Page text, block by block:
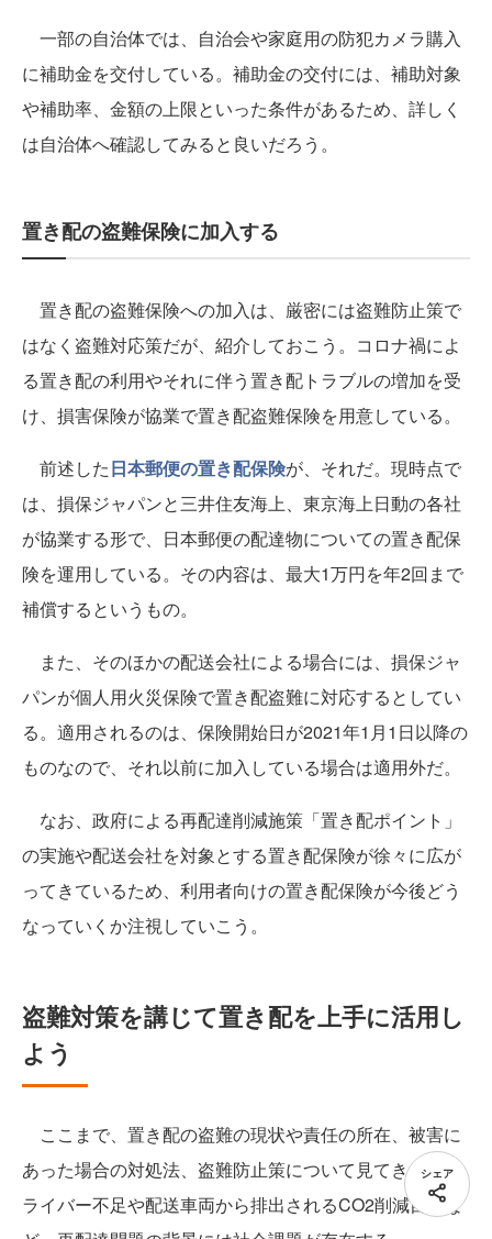
一部の自治体では、自治会や家庭用の防犯カメラ購入
に補助金を交付している。補助金の交付には、補助対象
や補助率、金額の上限といった条件があるため、詳しく
は自治体へ確認してみると良いだろう。
置き配の盗難保険に加入する
置き配の盗難保険への加入は、厳密には盗難防止策で
はなく盗難対応策だが、紹介しておこう。コロナ禍によ
る置き配の利用やそれに伴う置き配トラブルの増加を受
け、損害保険が協業で置き配盗難保険を用意している。
前述した日本郵便の置き配保険が、それだ。現時点で
は、損保ジャパンと三井住友海上、東京海上日動の各社
が協業する形で、日本郵便の配達物についての置き配保
険を運用している。その内容は、最大1万円を年2回まで
補償するというもの。
また、そのほかの配送会社による場合には、損保ジャ
パンが個人用火災保険で置き配盗難に対応するとしてい
る。適用されるのは、保険開始日が2021年1月1日以降の
ものなので、それ以前に加入している場合は適用外だ。
なお、政府による再配達削減施策「置き配ポイント」
の実施や配送会社を対象とする置き配保険が徐々に広が
ってきているため、利用者向けの置き配保険が今後どう
なっていくか注視していこう。
盗難対策を講じて置き配を上手に活用し
よう
ここまで、置き配の盗難の現状や責任の所在、被害に
あった場合の対処法、盗難防止策について見てきた。ド
ライバー不足や配送車両から排出されるCO2削減目標な
シェア